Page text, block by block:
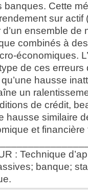
banques. Cette
sur actif
ensemble de
combinés à
économiques.
de ces
hausse
un
de crédit,
hausse similaire
et
: Technique
banque;